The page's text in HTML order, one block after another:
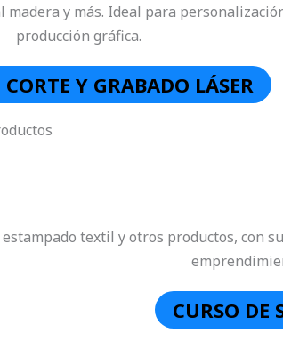
y más. Ideal para
producción gráfica.
CORTE Y GRABADO LÁSER
estampado textil y otros productos, con
CURSO